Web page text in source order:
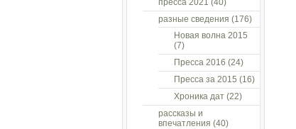
пресса 2021 (40)
разные сведения (176)
Новая волна 2015
(7)
Пресса 2016 (24)
Пресса за 2015 (16)
Хроника дат(22)
рассказы и
впечатления (40)